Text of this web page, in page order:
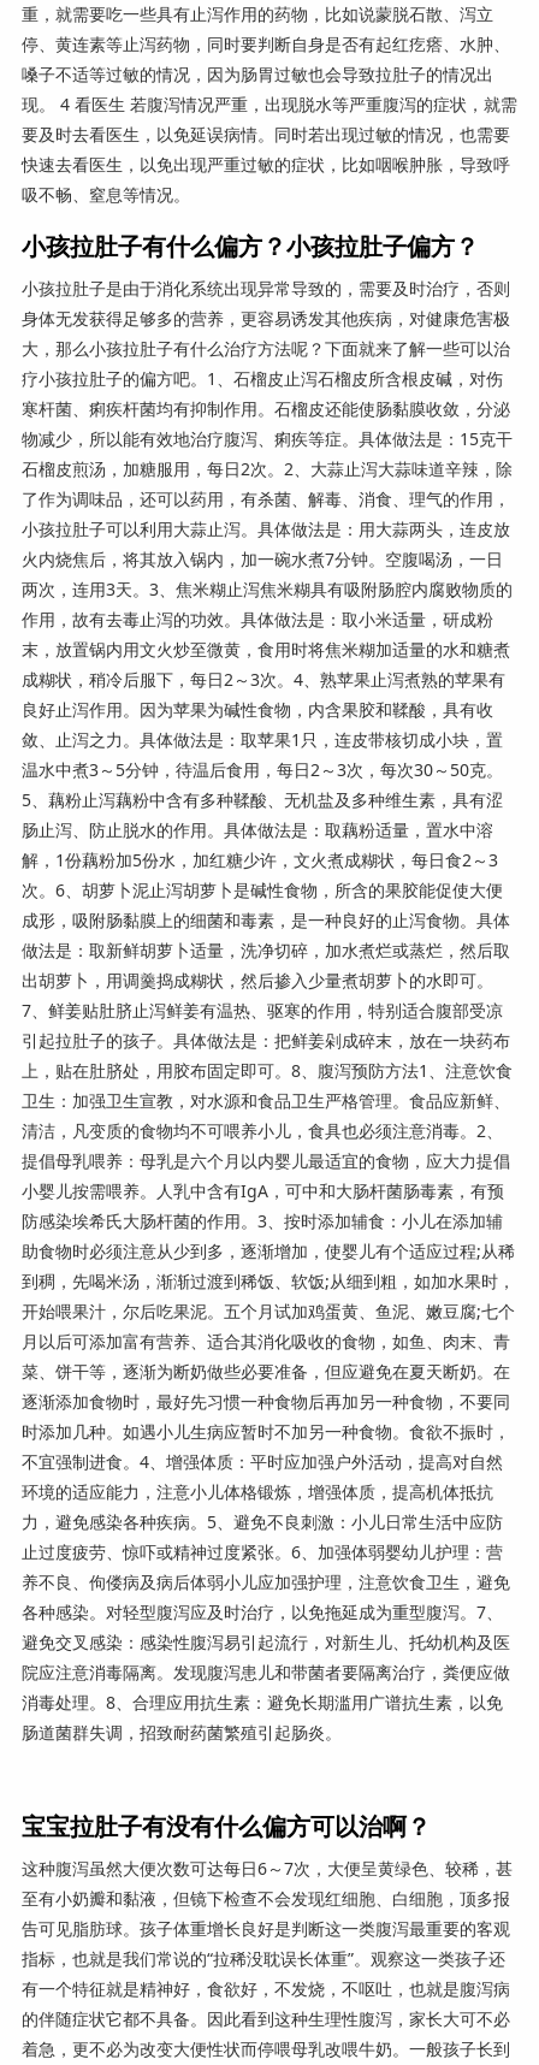
重，就需要吃一些具有止泻作用的药物，比如说蒙脱石散、泻立
停、黄连素等止泻药物，同时要判断自身是否有起红疙瘩、水肿、
嗓子不适等过敏的情况，因为肠胃过敏也会导致拉肚子的情况出
现。 4 看医生 若腹泻情况严重，出现脱水等严重腹泻的症状，就需
要及时去看医生，以免延误病情。同时若出现过敏的情况，也需要
快速去看医生，以免出现严重过敏的症状，比如咽喉肿胀，导致呼
吸不畅、窒息等情况。
小孩拉肚子有什么偏方？小孩拉肚子偏方？
小孩拉肚子是由于消化系统出现异常导致的，需要及时治疗，否则
身体无发获得足够多的营养，更容易诱发其他疾病，对健康危害极
大，那么小孩拉肚子有什么治疗方法呢？下面就来了解一些可以治
疗小孩拉肚子的偏方吧。1、石榴皮止泻石榴皮所含根皮碱，对伤
寒杆菌、痢疾杆菌均有抑制作用。石榴皮还能使肠黏膜收敛，分泌
物减少，所以能有效地治疗腹泻、痢疾等症。具体做法是：15克干
石榴皮煎汤，加糖服用，每日2次。2、大蒜止泻大蒜味道辛辣，除
了作为调味品，还可以药用，有杀菌、解毒、消食、理气的作用，
小孩拉肚子可以利用大蒜止泻。具体做法是：用大蒜两头，连皮放
火内烧焦后，将其放入锅内，加一碗水煮7分钟。空腹喝汤，一日
两次，连用3天。3、焦米糊止泻焦米糊具有吸附肠腔内腐败物质的
作用，故有去毒止泻的功效。具体做法是：取小米适量，研成粉
末，放置锅内用文火炒至微黄，食用时将焦米糊加适量的水和糖煮
成糊状，稍冷后服下，每日2～3次。4、熟苹果止泻煮熟的苹果有
良好止泻作用。因为苹果为碱性食物，内含果胶和鞣酸，具有收
敛、止泻之力。具体做法是：取苹果1只，连皮带核切成小块，置
温水中煮3～5分钟，待温后食用，每日2～3次，每次30～50克。
5、藕粉止泻藕粉中含有多种鞣酸、无机盐及多种维生素，具有涩
肠止泻、防止脱水的作用。具体做法是：取藕粉适量，置水中溶
解，1份藕粉加5份水，加红糖少许，文火煮成糊状，每日食2～3
次。6、胡萝卜泥止泻胡萝卜是碱性食物，所含的果胶能促使大便
成形，吸附肠黏膜上的细菌和毒素，是一种良好的止泻食物。具体
做法是：取新鲜胡萝卜适量，洗净切碎，加水煮烂或蒸烂，然后取
出胡萝卜，用调羹捣成糊状，然后掺入少量煮胡萝卜的水即可。
7、鲜姜贴肚脐止泻鲜姜有温热、驱寒的作用，特别适合腹部受凉
引起拉肚子的孩子。具体做法是：把鲜姜剁成碎末，放在一块药布
上，贴在肚脐处，用胶布固定即可。8、腹泻预防方法1、注意饮食
卫生：加强卫生宣教，对水源和食品卫生严格管理。食品应新鲜、
清洁，凡变质的食物均不可喂养小儿，食具也必须注意消毒。2、
提倡母乳喂养：母乳是六个月以内婴儿最适宜的食物，应大力提倡
小婴儿按需喂养。人乳中含有IgA，可中和大肠杆菌肠毒素，有预
防感染埃希氏大肠杆菌的作用。3、按时添加辅食：小儿在添加辅
助食物时必须注意从少到多，逐渐增加，使婴儿有个适应过程;从稀
到稠，先喝米汤，渐渐过渡到稀饭、软饭;从细到粗，如加水果时，
开始喂果汁，尔后吃果泥。五个月试加鸡蛋黄、鱼泥、嫩豆腐;七个
月以后可添加富有营养、适合其消化吸收的食物，如鱼、肉末、青
菜、饼干等，逐渐为断奶做些必要准备，但应避免在夏天断奶。在
逐渐添加食物时，最好先习惯一种食物后再加另一种食物，不要同
时添加几种。如遇小儿生病应暂时不加另一种食物。食欲不振时，
不宜强制进食。4、增强体质：平时应加强户外活动，提高对自然
环境的适应能力，注意小儿体格锻炼，增强体质，提高机体抵抗
力，避免感染各种疾病。5、避免不良刺激：小儿日常生活中应防
止过度疲劳、惊吓或精神过度紧张。6、加强体弱婴幼儿护理：营
养不良、佝偻病及病后体弱小儿应加强护理，注意饮食卫生，避免
各种感染。对轻型腹泻应及时治疗，以免拖延成为重型腹泻。7、
避免交叉感染：感染性腹泻易引起流行，对新生儿、托幼机构及医
院应注意消毒隔离。发现腹泻患儿和带菌者要隔离治疗，粪便应做
消毒处理。8、合理应用抗生素：避免长期滥用广谱抗生素，以免
肠道菌群失调，招致耐药菌繁殖引起肠炎。
宝宝拉肚子有没有什么偏方可以治啊？
这种腹泻虽然大便次数可达每日6～7次，大便呈黄绿色、较稀，甚
至有小奶瓣和黏液，但镜下检查不会发现红细胞、白细胞，顶多报
告可见脂肪球。孩子体重增长良好是判断这一类腹泻最重要的客观
指标，也就是我们常说的“拉稀没耽误长体重”。观察这一类孩子还
有一个特征就是精神好，食欲好，不发烧，不呕吐，也就是腹泻病
的伴随症状它都不具备。因此看到这种生理性腹泻，家长大可不必
着急，更不必为改变大便性状而停喂母乳改喂牛奶。一般孩子长到